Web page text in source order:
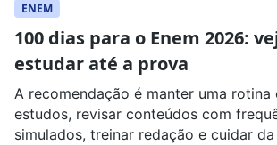
ENEM
100 dias para o Enem 2026:
estudar até a prova
A recomendação é manter uma rotina
estudos, revisar conteúdos com
simulados, treinar redação e cuidar